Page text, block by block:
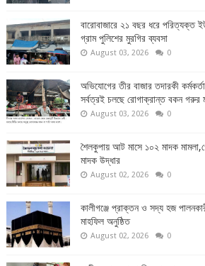
বারোবাজারে ২১ বছর ধরে পরিত্যক্ত
গ্রাম পুলিশের মুরগির ব্যবসা
August 03, 2026 0
অভিযোগের তীর বাজার তদারকী
সর্বত্রই চলছে রোগাক্রান্ত বকন গরুর
August 03, 2026 0
শৈলকুপায় আট মাসে ১০২ মাদক
মাদক উদ্ধার
August 02, 2026 0
কালীগঞ্জে প্রাক্তন ও সদ্য হজ
মাহফিল অনুষ্ঠিত
August 02, 2026 0